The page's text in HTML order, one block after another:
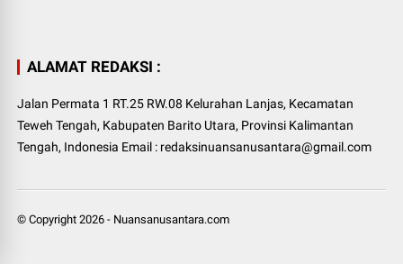
ALAMAT REDAKSI :
Jalan Permata 1 RT.25 RW.08 Kelurahan Lanjas, Kecamatan
Teweh Tengah, Kabupaten Barito Utara, Provinsi Kalimantan
Tengah, Indonesia Email : redaksinuansanusantara@gmail.com
© Copyright2026 - Nuansanusantara.com